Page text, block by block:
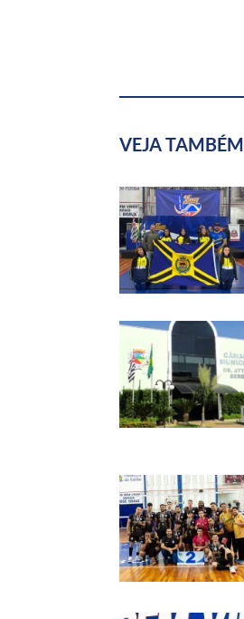
VEJA TAMBÉM